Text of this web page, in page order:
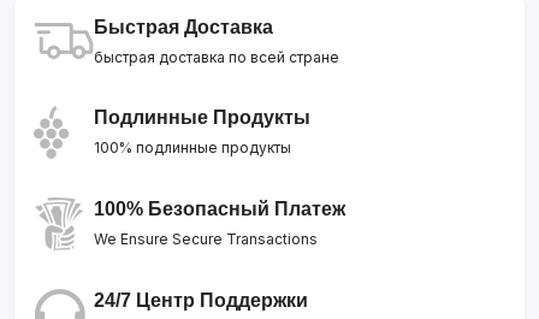
Быстрая Доставка
быстрая доставка по всей стране
Подлинные Продукты
100% подлинные продукты
100% Безопасный Платеж
We Ensure Secure Transactions
24/7 Центр Поддержки